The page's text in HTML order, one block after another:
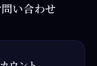
い合わせ